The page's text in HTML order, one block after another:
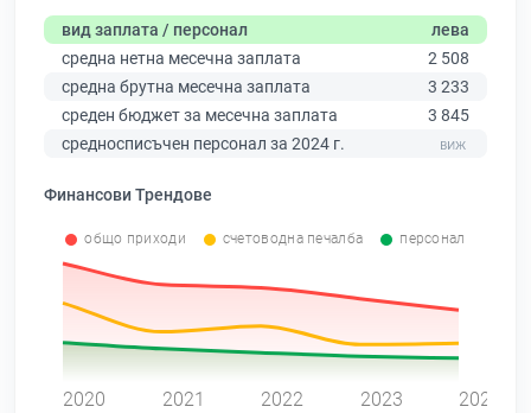
вид заплата / персонал
лева
средна нетна месечна заплата
2 508
средна брутна месечна заплата
3 233
среден бюджет за месечна заплата
3 845
средносписъчен персонал за 2024 г.
Финансови Трендове
общо приходи счетоводна печалба персонал
2020 2021 2022 2023 2024